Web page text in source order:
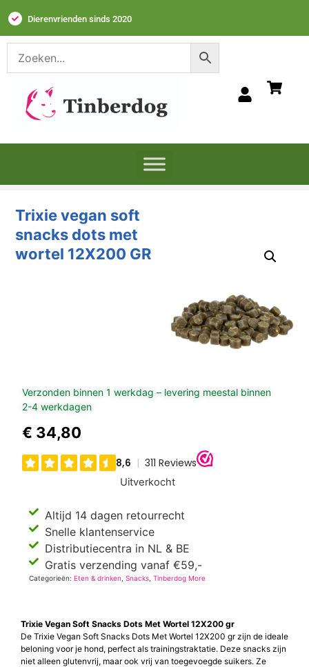
Dierenvrienden sinds 2020
Trixie vegan soft
snacks dots met
wortel 12X200 GR
Verzonden binnen 1 werkdag – levering meestal binnen
2-4 werkdagen
€ 34,80
Uitverkocht
Altijd 14 dagen retourrecht
Snelle klantenservice
Distributiecentra in NL & BE
Gratis verzending vanaf €59,-
Categorieën:Eten & drinken ,Snacks ,Tinberdog More
Trixie Vegan Soft Snacks Dots Met Wortel 12X200 gr
De Trixie Vegan Soft Snacks Dots Met Wortel 12X200 gr zijn de ideale
beloning voor je hond, perfect als trainingstraktatie. Deze snacks zijn
niet alleen glutenvrij, maar ook vrij van toegevoegde suikers. Ze